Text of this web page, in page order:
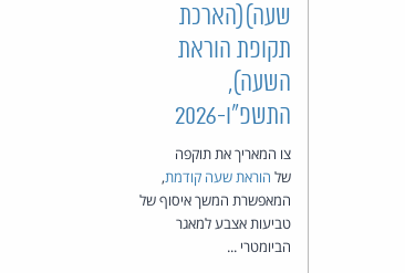
שעה)(הארכת
תקופת הוראת
השעה),
התשפ"ו-2026
צו המאריך את תוקפה
של הוראת שעה קודמת,
המאפשרת המשך איסוף של
טביעות אצבע למאגר
הביומטרי ...